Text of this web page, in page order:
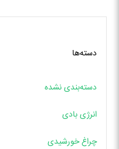
دسته‌ها
دسته‌بندی نشده
انرژی بادی
چراغ خورشیدی